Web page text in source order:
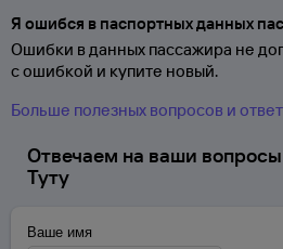
Я ошибся в паспортных данных
Ошибки в данных пассажира не
с ошибкой и купите новый.
Больше полезных вопросов и
Отвечаем на ваши вопросы
Туту
Ваше имя